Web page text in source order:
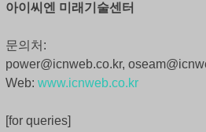
아이씨엔 미래기술센터
문의처:
power@icnweb.co.kr,
Web: www.icnweb.co.kr
[for queries]